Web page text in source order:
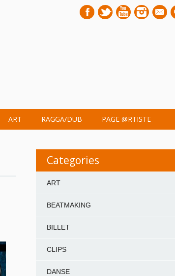
mail
ART RAGGA/DUB PAGE @RTISTE
Categories
ART
BEATMAKING
BILLET
CLIPS
DANSE